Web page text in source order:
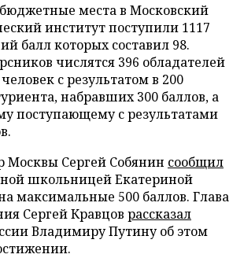
места в Московский
институт поступили 1117
балл которых составил 98.
числятся 396 обладателей
с результатом в 200
набравших 300 баллов, а
поступающему с результатами
Сергей Собянин сообщил
школьницей Екатериной
максимальные 500 баллов. Глава
Сергей Кравцов рассказал
Владимиру Путину об этом